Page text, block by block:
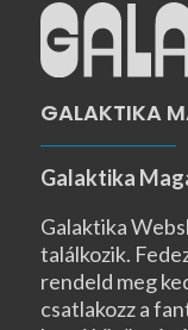
GALAKTIKA
Galaktika
Galaktika
találkozik.
rendeld meg
csatlakozz a